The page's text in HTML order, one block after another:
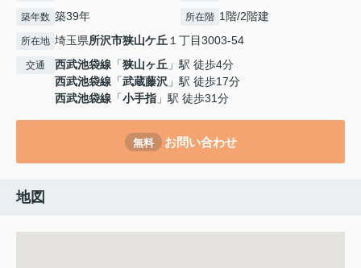
築年数 築39年 所在階 1階/2階建
所在地 埼玉県所沢市狭山ケ丘１丁目3003-54
交通 西武池袋線 「狭山ヶ丘 」駅 徒歩4分
西武池袋線 「武蔵藤沢 」駅 徒歩17分
西武池袋線 「小手指 」駅 徒歩31分
無料 お問い合わせ
地図